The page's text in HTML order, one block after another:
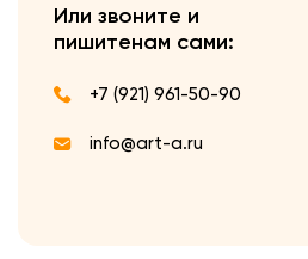
Или звоните и
пишитенам сами:
+7 (921) 961-50-90
info@art-a.ru